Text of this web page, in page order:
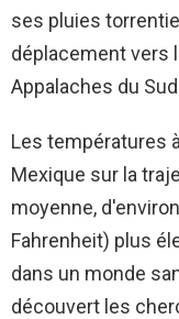
ses pluies
déplacement vers
Appalaches du
Les températures
Mexique sur la
moyenne,
Fahrenheit) plus
dans un monde
découvert les